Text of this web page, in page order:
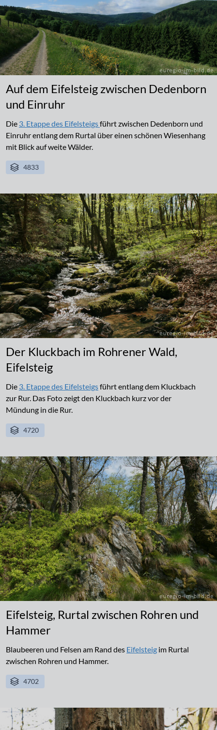
Auf dem Eifelsteig zwischen Dedenborn
und Einruhr
Die 3. Etappe des Eifelsteigsführt zwischen Dedenborn und
Einruhr entlang dem Rurtal über einen schönen Wiesenhang
mit Blick auf weite Wälder.
4833
Der Kluckbach im Rohrener Wald,
Eifelsteig
Die 3. Etappe des Eifelsteigsführt entlang dem Kluckbach
zur Rur. Das Foto zeigt den Kluckbach kurz vor der
Mündung in die Rur.
4720
Eifelsteig, Rurtal zwischen Rohren und
Hammer
Blaubeeren und Felsen am Rand des Eifelsteig im Rurtal
zwischen Rohren und Hammer.
4702